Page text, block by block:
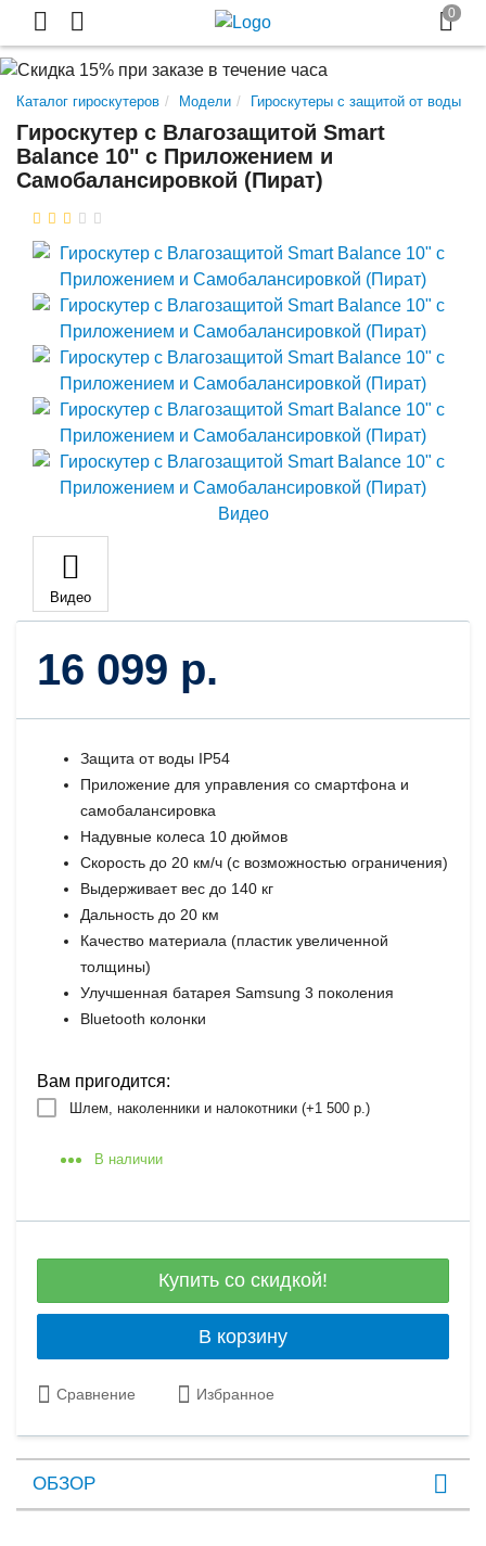
Каталог гироскутеров Модели Гироскутеры с защитой от воды
Гироскутер с Влагозащитой Smart
Balance 10" c Приложением и
Самобалансировкой (Пират)
Видео
16 099 р.
Защита от воды IP54
Приложение для управления со смартфона и
самобалансировка
Надувные колеса 10 дюймов
Скорость до 20 км/ч (с возможностью ограничения)
Выдерживает вес до 140 кг
Дальность до 20 км
Качество материала (пластик увеличенной
толщины)
Улучшенная батарея Samsung 3 поколения
Bluetooth колонки
Вам пригодится:
Шлем, наколенники и налокотники (+1 500 р.)
В наличии
Купить со скидкой!
В корзину
Сравнение Избранное
ОБЗОР